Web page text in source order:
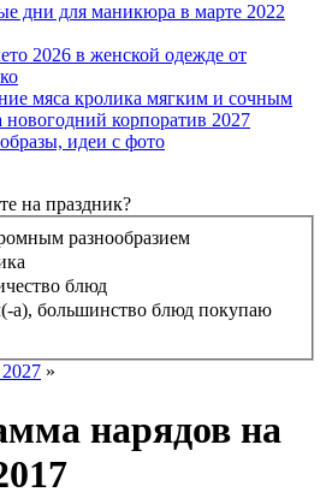
дни для маникюра в марте 2022
2026 в женской одежде от
мяса кролика мягким и сочным
новогодний корпоратив 2027
идеи с фото
на праздник?
разнообразием
блюд
а), большинство блюд покупаю
»
нарядов на